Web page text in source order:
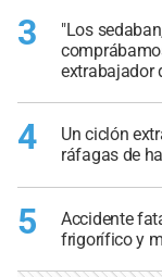
3
"Los
extrabajador
4
Un ciclón
ráfagas de
5
Accidente
frigorífico y